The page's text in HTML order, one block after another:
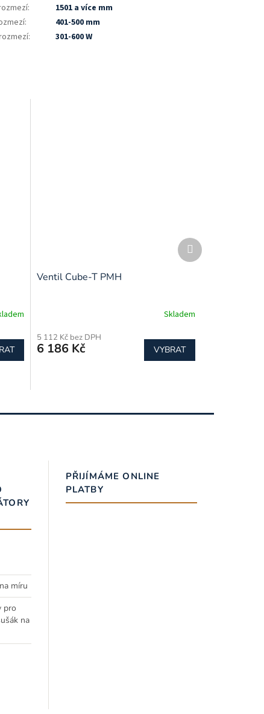
Ventil Cube-T PMH
Skladem
5 112 Kč bez DPH
6 186 Kč VYBRAT
Další
produkt
:
1501 a více mm
:
401-500 mm
: 301-600 W
míru
pro
na
PŘIJÍMÁME ONLINE
PLATBY